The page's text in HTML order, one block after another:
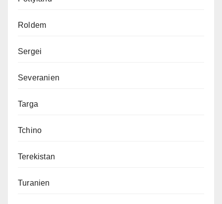
Roldem
Sergei
Severanien
Targa
Tchino
Terekistan
Turanien